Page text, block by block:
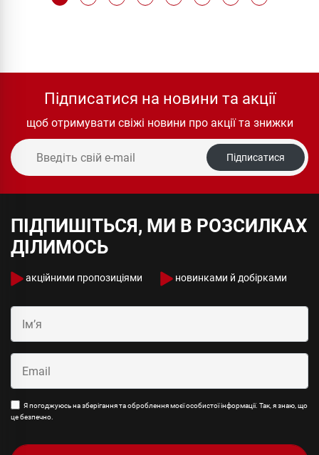
Підписатися на новини та акції
щоб отримувати свіжі новини про акції та знижки
Підписатися
ПІДПИШІТЬСЯ, МИ В РОЗСИЛКАХ
ДІЛИМОСЬ
акційними пропозиціями новинками й добірками
Я погоджуюсь на зберігання та оброблення моєї особистої інформації. Так, я знаю, що
це безпечно.